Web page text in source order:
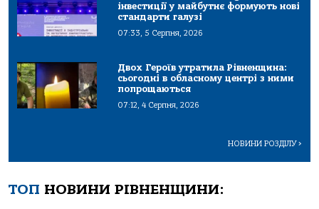
інвестиції у майбутнє формують нові
стандарти галузі
07:33, 5 Серпня, 2026
Двох Героїв утратила Рівненщина:
сьогодні в обласному центрі з ними
попрощаються
07:12, 4 Серпня, 2026
НОВИНИ РОЗДІЛУ>
ТОП НОВИНИ РІВНЕНЩИНИ: